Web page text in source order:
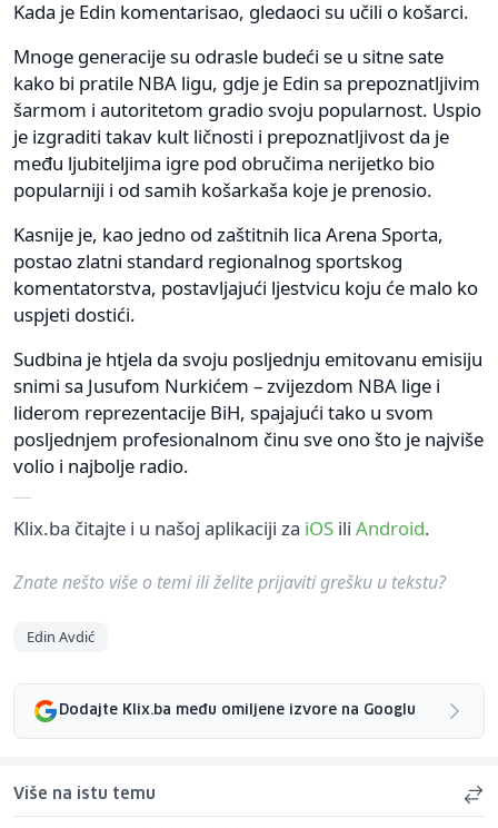
Kada je Edin komentarisao, gledaoci su učili o košarci.
Mnoge generacije su odrasle budeći se u sitne sate
kako bi pratile NBA ligu, gdje je Edin sa prepoznatljivim
šarmom i autoritetom gradio svoju popularnost. Uspio
je izgraditi takav kult ličnosti i prepoznatljivost da je
među ljubiteljima igre pod obručima nerijetko bio
popularniji i od samih košarkaša koje je prenosio.
Kasnije je, kao jedno od zaštitnih lica Arena Sporta,
postao zlatni standard regionalnog sportskog
komentatorstva, postavljajući ljestvicu koju će malo ko
uspjeti dostići.
Sudbina je htjela da svoju posljednju emitovanu emisiju
snimi sa Jusufom Nurkićem – zvijezdom NBA lige i
liderom reprezentacije BiH, spajajući tako u svom
posljednjem profesionalnom činu sve ono što je najviše
volio i najbolje radio.
Klix.ba čitajte i u našoj aplikaciji za iOS ili Android.
Znate nešto više o temi ili želite prijaviti grešku u tekstu?
Edin Avdić
Dodajte Klix.ba među omiljene izvore na Googlu
Više na istu temu